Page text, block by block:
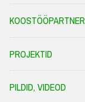
PROJEKTID
PILDID, VIDEOD